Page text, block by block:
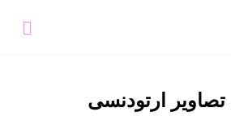
تصاویر ارتودنسی